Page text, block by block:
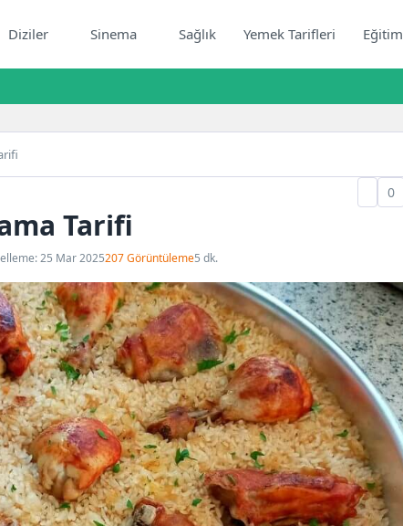
Diziler Sinema Sağlık Yemek Tarifleri Eğitim
0
Tarifi
25 Mar 2025207 Görüntüleme5 dk.